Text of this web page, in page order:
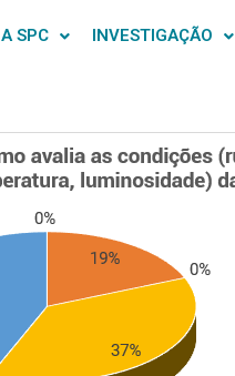
A SPC INVESTIGAÇÃO